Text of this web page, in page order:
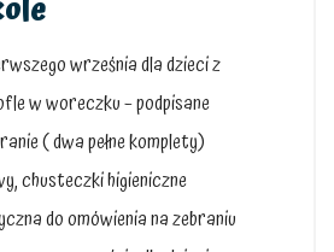
września dla dzieci z
w woreczku – podpisane
( dwa pełne komplety)
chusteczki higieniczne
do omówienia na zebraniu